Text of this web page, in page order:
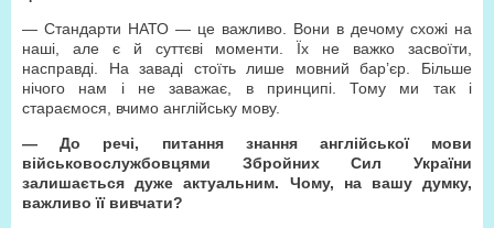
— Стандарти НАТО — це важливо. Вони в дечому схожі на
наші, але є й суттєві моменти. Їх не важко засвоїти,
насправді. На заваді стоїть лише мовний бар’єр. Більше
нічого нам і не заважає, в принципі. Тому ми так і
стараємося, вчимо англійську мову.
— До речі, питання знання англійської мови
військовослужбовцями Збройних Сил України
залишається дуже актуальним. Чому, на вашу думку,
важливо її вивчати?